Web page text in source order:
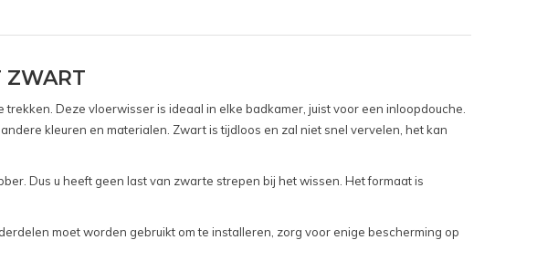
Deze vloerwisser is ideaal in elke badkamer, juist voor een inloopdouche.
kleuren en materialen. Zwart is tijdloos en zal niet snel vervelen, het kan
Dus u heeft geen last van zwarte strepen bij het wissen. Het formaat is
moet worden gebruikt om te installeren, zorg voor enige bescherming op